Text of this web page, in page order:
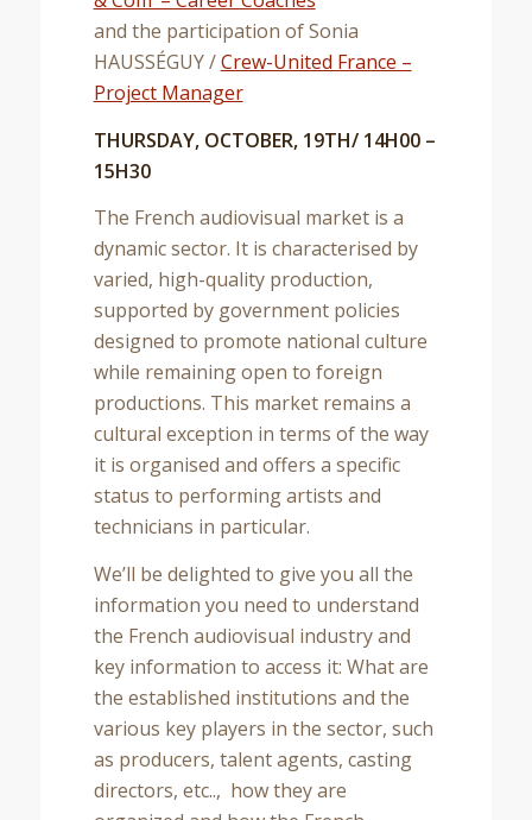
and the participation of Sonia
HAUSSÉGUY /Crew-United France –
Project Manager
THURSDAY, OCTOBER, 19TH/ 14H00 –
15H30
The French audiovisual market is a
dynamic sector. It is characterised by
varied, high-quality production,
supported by government policies
designed to promote national culture
while remaining open to foreign
productions. This market remains a
cultural exception in terms of the way
it is organised and offers a specific
status to performing artists and
technicians in particular.
We’ll be delighted to give you all the
information you need to understand
the French audiovisual industry and
key information to access it: What are
the established institutions and the
various key players in the sector, such
as producers, talent agents, casting
directors, etc.., how they are